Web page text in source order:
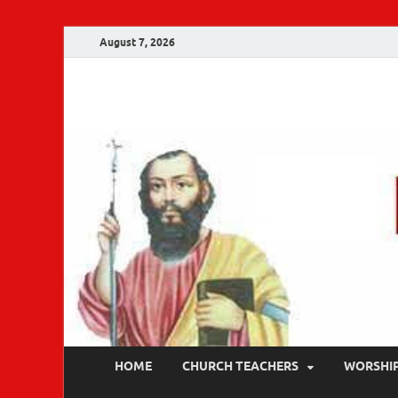
August 7, 2026
HOME CHURCH TEACHERS